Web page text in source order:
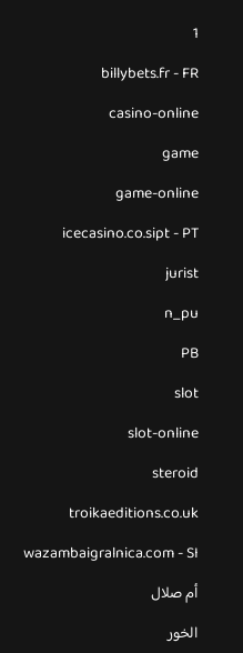
1
billybets.fr - FR
casino-online
game
game-online
icecasino.co.sipt - PT
jurist
n_pu
PB
slot
slot-online
steroid
troikaeditions.co.uk
wazambaigralnica.com - SI
أم صلال
الخور